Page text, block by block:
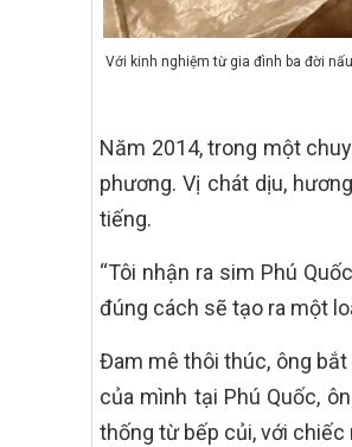
Với kinh nghiệm từ gia đình ba đời
Năm 2014, trong một
phương. Vị chát dịu,
tiếng.
“Tôi nhận ra sim Phú
đúng cách sẽ tạo ra một
Đam mê thôi thúc, ông
của mình tại Phú Quốc,
thống từ bếp củi, với chiếc